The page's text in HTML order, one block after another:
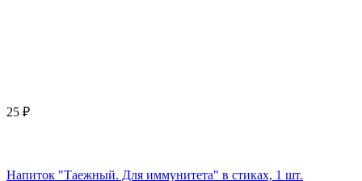
25 ₽
Напиток "Таежный. Для иммунитета" в стиках, 1 шт.